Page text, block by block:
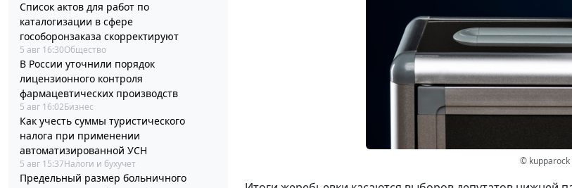
Список актов для работ по
каталогизации в сфере
гособоронзаказа скорректируют
5 авг 16:30Общество
В России уточнили порядок
лицензионного контроля
фармацевтических производств
5 авг 16:02Бизнес
Как учесть суммы туристического
налога при применении
автоматизированной УСН
5 авг 15:37Налоги и бухучет
Предельный размер больничного
© kupparock